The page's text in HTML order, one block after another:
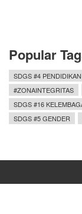
Popular
SDGS #4 PENDIDIKAN
#ZONAINTEGRITAS
SDGS #16
SDGS #5 GENDER